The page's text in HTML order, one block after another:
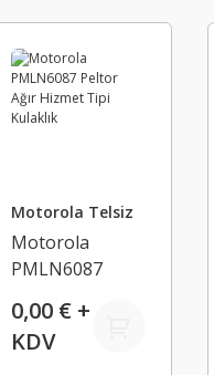
Motorola Telsiz
Motorola
PMLN6087
Hizmet Tipi
Kulaklık
0,00 € +
KDV